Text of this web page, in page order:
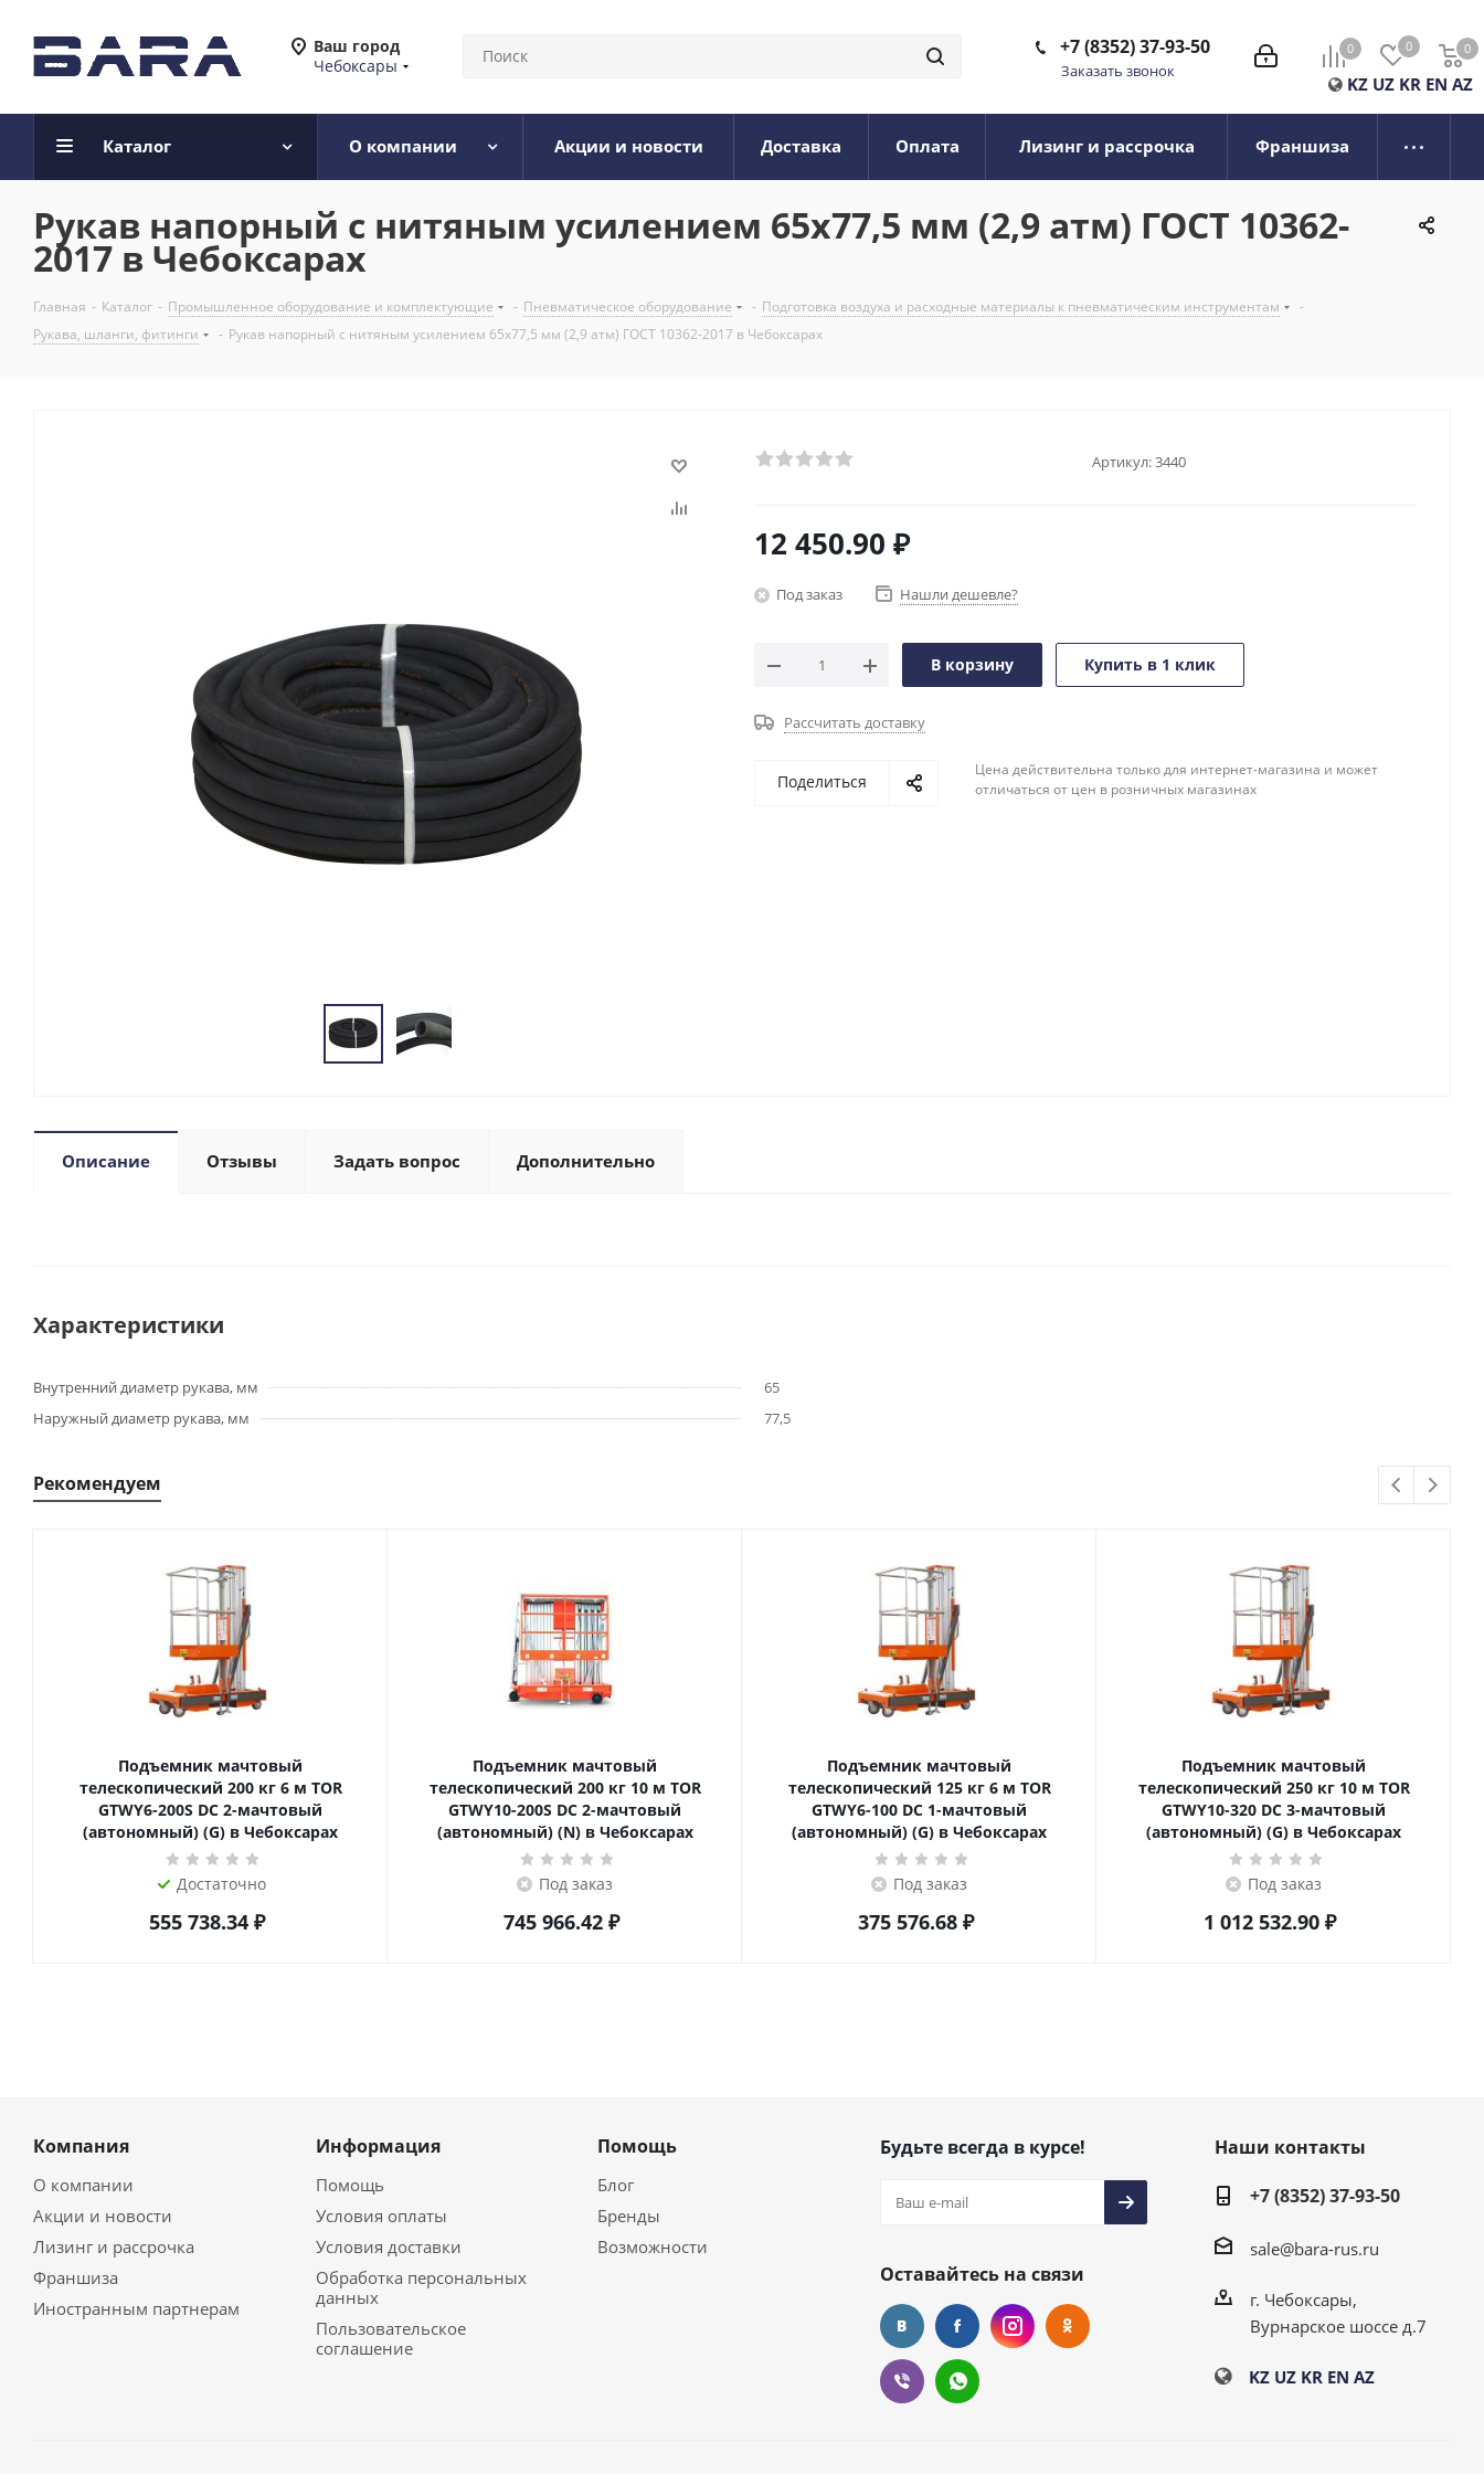
Ваш город
Чебоксары
0 0 0
0
KZ UZ KR EN AZ
+7 (8352) 37-93-50
Заказать звонок
Каталог О компании Акции и новости Доставка Оплата Лизинг и рассрочка Франшиза
Рукав напорный с нитяным усилением 65х77,5 мм (2,9 атм) ГОСТ 10362-
2017 в Чебоксарах
Главная - Каталог - Промышленное оборудование и комплектующие - Пневматическое оборудование - Подготовка воздуха и расходные материалы к пневматическим инструментам
-
Рукава, шланги, фитинги
- Рукав напорный с нитяным усилением 65х77,5 мм (2,9 атм) ГОСТ 10362-2017 в Чебоксарах
Артикул:3440
12 450.90 ₽
Под заказ Нашли дешевле?
В корзину Купить в 1 клик
Рассчитать доставку
Поделиться
Цена действительна только для интернет-магазина и может
отличаться от цен в розничных магазинах
Описание Отзывы Задать вопрос Дополнительно
Характеристики
Внутренний диаметр рукава, мм
65
Наружный диаметр рукава, мм
77,5
Рекомендуем
Подъемник мачтовый
телескопический 200 кг 6 м TOR
GTWY6-200S DC 2-мачтовый
(автономный) (G) в Чебоксарах
Достаточно
555 738.34₽
Подъемник мачтовый
телескопический 200 кг 10 м TOR
GTWY10-200S DC 2-мачтовый
(автономный) (N) в Чебоксарах
Под заказ
745 966.42₽
Подъемник мачтовый
телескопический 125 кг 6 м TOR
GTWY6-100 DC 1-мачтовый
(автономный) (G) в Чебоксарах
Под заказ
375 576.68₽
Подъемник мачтовый
телескопический 250 кг 10 м TOR
GTWY10-320 DC 3-мачтовый
(автономный) (G) в Чебоксарах
Под заказ
1 012 532.90 ₽
Компания
О компании
Акции и новости
Лизинг и рассрочка
Франшиза
Иностранным партнерам
Информация
Помощь
Условия оплаты
Условия доставки
Обработка персональных
данных
Пользовательское
соглашение
Помощь
Блог
Бренды
Возможности
Будьте всегда в курсе!
Оставайтесь на связи
Наши контакты
+7 (8352) 37-93-50
sale@bara-rus.ru
г. Чебоксары,
Вурнарское шоссе д.7
KZ UZ KR EN AZ